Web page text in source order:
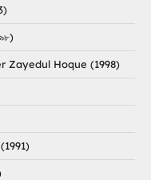
Zayedul Hoque (1998)